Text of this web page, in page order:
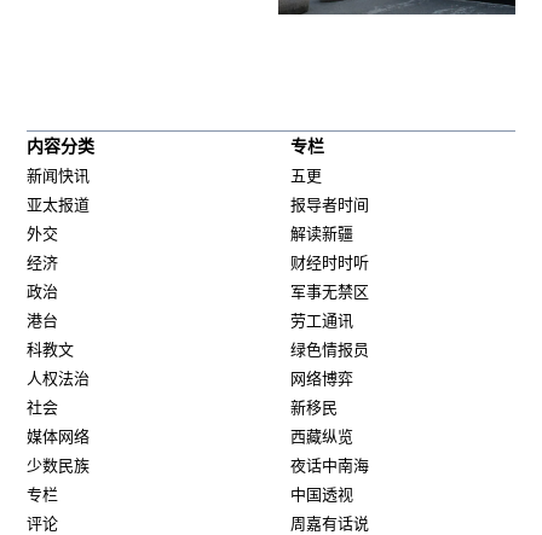
内容分类
新闻快讯
亚太报道
外交
经济
政治
港台
科教文
人权法治
社会
媒体网络
少数民族
专栏
评论
专栏
五更
报导者时间
解读新疆
财经时时听
军事无禁区
劳工通讯
绿色情报员
网络博弈
新移民
西藏纵览
夜话中南海
中国透视
周嘉有话说